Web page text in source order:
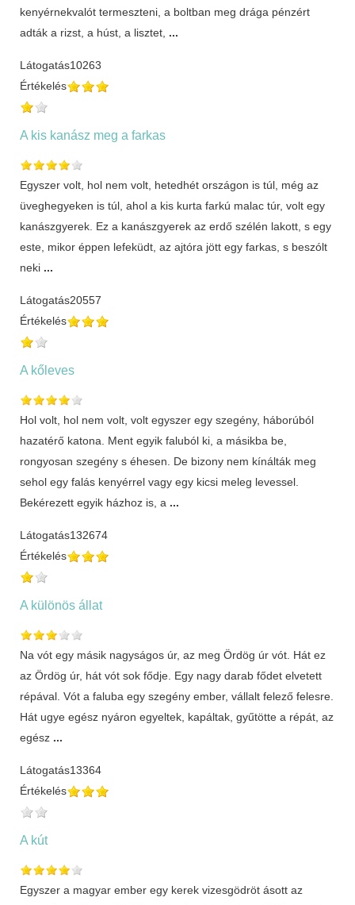
kenyérnekvalót termeszteni, a boltban meg drága pénzért
adták a rizst, a húst, a lisztet, ...
Látogatás10263
Értékelés
A kis kanász meg a farkas
Egyszer volt, hol nem volt, hetedhét országon is túl, még az
üveghegyeken is túl, ahol a kis kurta farkú malac túr, volt egy
kanászgyerek. Ez a kanászgyerek az erdő szélén lakott, s egy
este, mikor éppen lefeküdt, az ajtóra jött egy farkas, s beszólt
neki ...
Látogatás20557
Értékelés
A kőleves
Hol volt, hol nem volt, volt egyszer egy szegény, háborúból
hazatérő katona. Ment egyik faluból ki, a másikba be,
rongyosan szegény s éhesen. De bizony nem kínálták meg
sehol egy falás kenyérrel vagy egy kicsi meleg levessel.
Bekérezett egyik házhoz is, a ...
Látogatás132674
Értékelés
A különös állat
Na vót egy másik nagyságos úr, az meg Ördög úr vót. Hát ez
az Ördög úr, hát vót sok fődje. Egy nagy darab fődet elvetett
répával. Vót a faluba egy szegény ember, vállalt felező felesre.
Hát ugye egész nyáron egyeltek, kapáltak, gyűtötte a répát, az
egész ...
Látogatás13364
Értékelés
A kút
Egyszer a magyar ember egy kerek vizesgödröt ásott az